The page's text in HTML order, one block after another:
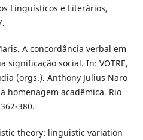
Linguísticos e Literários,
A concordância verbal em
significação social. In: VOTRE,
(orgs.). Anthony Julius Naro
homenagem acadêmica. Rio
380.
theory: linguistic variation